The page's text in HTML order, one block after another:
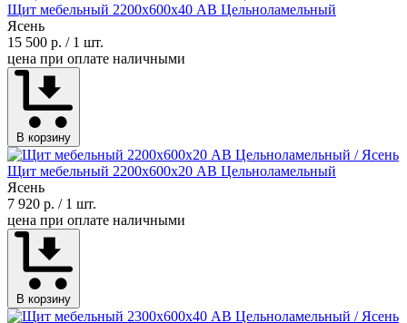
Щит мебельный 2200х600х40 АВ Цельноламельный
Ясень
15 500 р. / 1 шт.
цена при оплате наличными
В корзину
Щит мебельный 2200х600х20 АВ Цельноламельный
Ясень
7 920 р. / 1 шт.
цена при оплате наличными
В корзину